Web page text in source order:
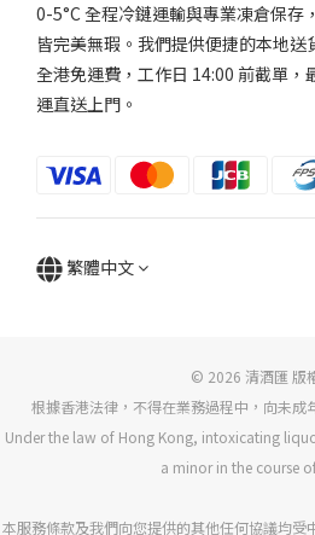
0-5°C 全程冷鏈運輸與專業凍倉保存
皆完美無瑕。我們提供便捷的本地送
全港免運費，工作日 14:00 前截單，
運直送上門。
繁體中文
© 2026 清酒匯 版
根據香港法律，不得在業務過程中，向未成
Under the law of Hong Kong, intoxicating
a minor in the course
本服務條款及我們向您提供的其他任何協議均